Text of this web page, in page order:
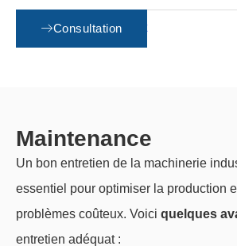
Condition: Reconstruit
Consultation
Maintenance
Un bon entretien de la machinerie
essentiel pour optimiser la production
problèmes coûteux. Voici quelques
entretien adéquat :